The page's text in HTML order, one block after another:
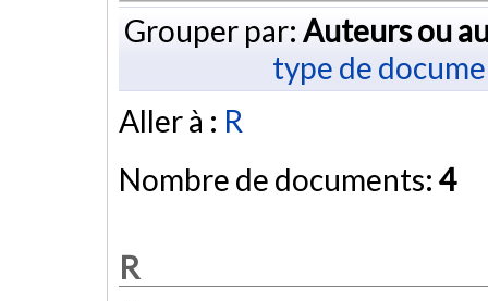
Grouper par: Auteurs ou
type de
Aller à : R
Nombre de documents: 4
R